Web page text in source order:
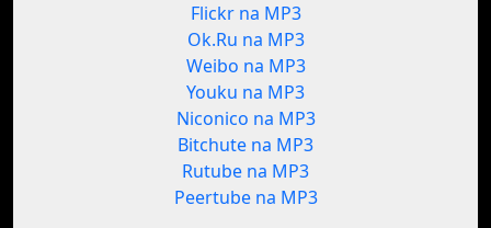
Flickr na MP3
Ok.Ru na MP3
Weibo na MP3
Youku na MP3
Niconico na MP3
Bitchute na MP3
Rutube na MP3
Peertube na MP3